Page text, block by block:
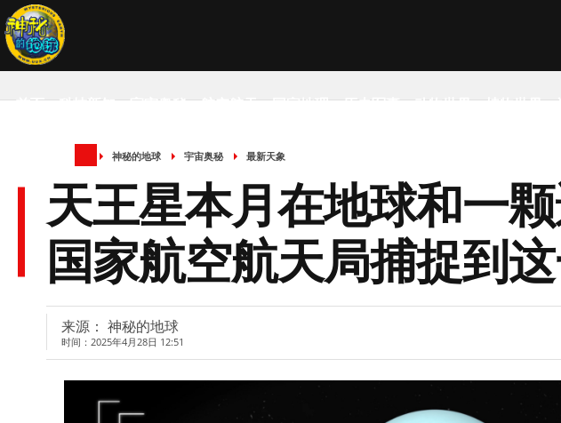
首页 科技新知 宇宙奥秘 航空航天 国家地理 历史军事 动物世界 植物世界
神秘的地球 宇宙奥秘 最新天象
天王星本月在地球和一
国家航空航天局捕捉到
来源： 神秘的地球
时间：2025年4月28日 12:51